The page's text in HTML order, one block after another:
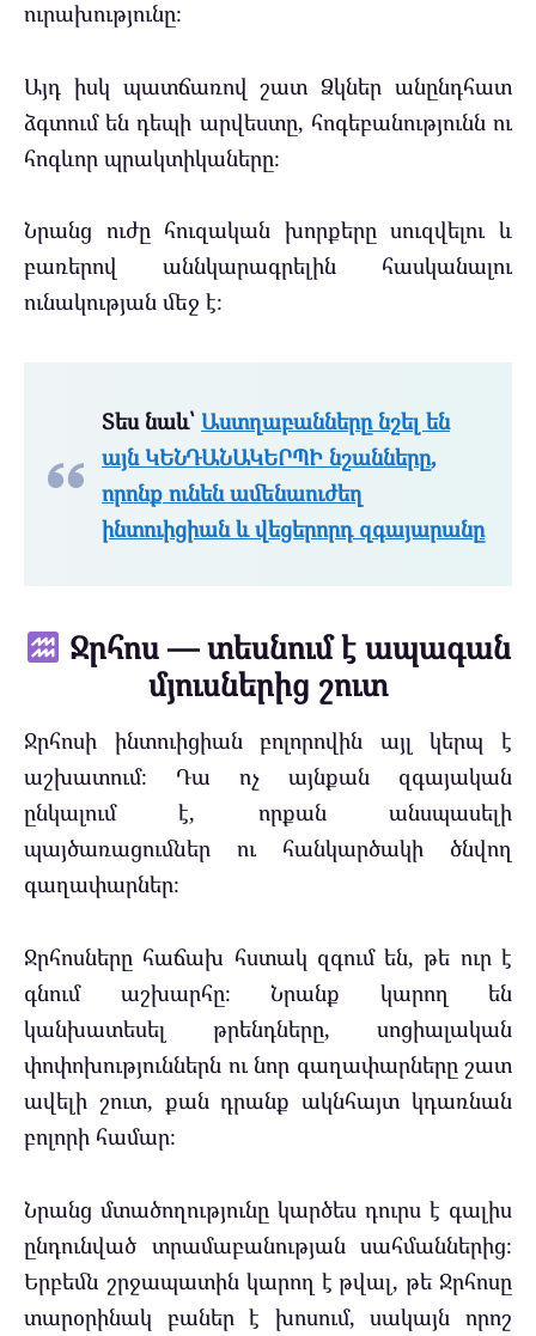
ուրախությունը։
Այդ իսկ պատճառով շատ Ձկներ անընդհատ
ձգտում են դեպի արվեստը, հոգեբանությունն ու
հոգևոր պրակտիկաները։
Նրանց ուժը հուզական խորքերը սուզվելու և
բառերով աննկարագրելին հասկանալու
ունակության մեջ է։
Տես նաև՝ Աստղաբանները նշել են
այն ԿԵՆԴԱՆԱԿԵՐՊԻ նշանները,
որոնք ունեն ամենաուժեղ
ինտուիցիան և վեցերորդ զգայարանը
Ջրհոս — տեսնում է ապագան
մյուսներից շուտ
Ջրհոսի ինտուիցիան բոլորովին այլ կերպ է
աշխատում։ Դա ոչ այնքան զգայական
ընկալում է, որքան անսպասելի
պայծառացումներ ու հանկարծակի ծնվող
գաղափարներ։
Ջրհոսները հաճախ հստակ զգում են, թե ուր է
գնում աշխարհը։ Նրանք կարող են
կանխատեսել թրենդները, սոցիալական
փոփոխություններն ու նոր գաղափարները շատ
ավելի շուտ, քան դրանք ակնհայտ կդառնան
բոլորի համար։
Նրանց մտածողությունը կարծես դուրս է գալիս
ընդունված տրամաբանության սահմաններից։
Երբեմն շրջապատին կարող է թվալ, թե Ջրհոսը
տարօրինակ բաներ է խոսում, սակայն որոշ